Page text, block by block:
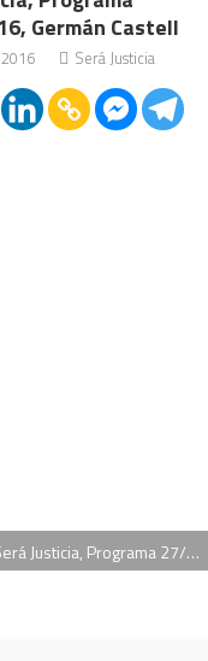
Germán Castell
Será Justicia
Será Justicia, Programa 27/02/2015, José María Campagnoli, Graciela Rommer